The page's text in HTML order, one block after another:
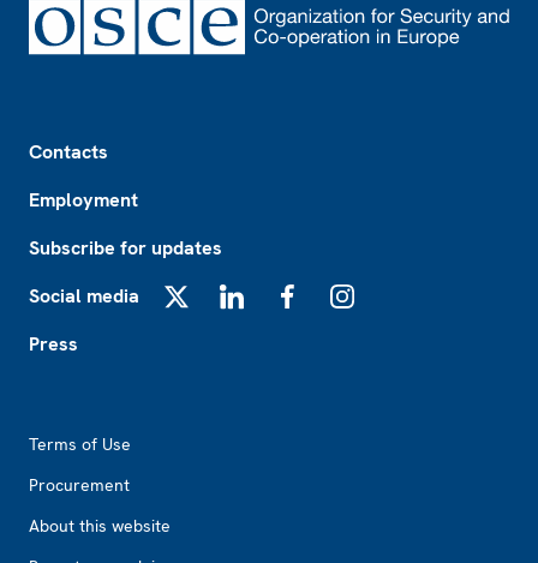
Contacts
Employment
Subscribe for updates
Social media
Press
Terms of Use
Procurement
About this website